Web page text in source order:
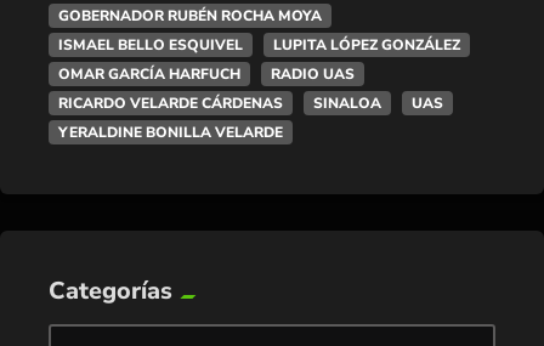
GOBERNADOR RUBÉN ROCHA MOYA
ISMAEL BELLO ESQUIVEL
LUPITA LÓPEZ GONZÁLEZ
OMAR GARCÍA HARFUCH
RADIO UAS
RICARDO VELARDE CÁRDENAS
SINALOA
UAS
YERALDINE BONILLA VELARDE
Categorías